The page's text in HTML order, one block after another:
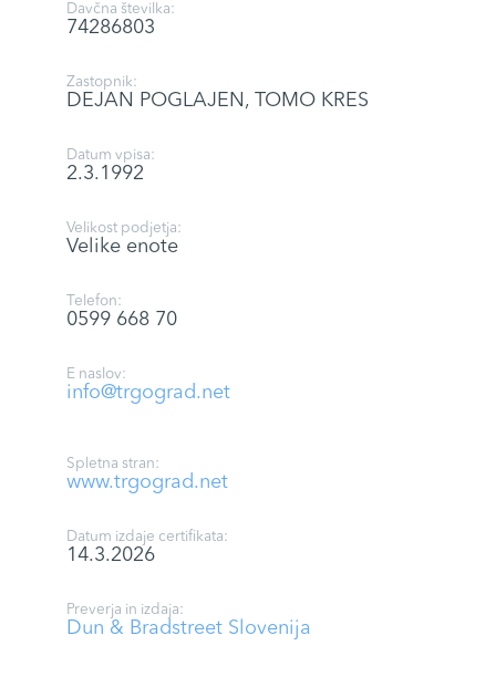
Davčna številka:
74286803
Zastopnik:
DEJAN POGLAJEN, TOMO KRES
Datum vpisa:
2.3.1992
Velikost podjetja:
Velike enote
Telefon:
0599 668 70
E naslov:
info@trgograd.net
Spletna stran:
www.trgograd.net
Datum izdaje certifikata:
14.3.2026
Preverja in izdaja:
Dun & Bradstreet Slovenija